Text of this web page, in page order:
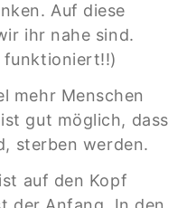
Auf diese
ihr nahe sind.
funktioniert!!)
mehr Menschen
gut möglich, dass
sterben werden.
auf den Kopf